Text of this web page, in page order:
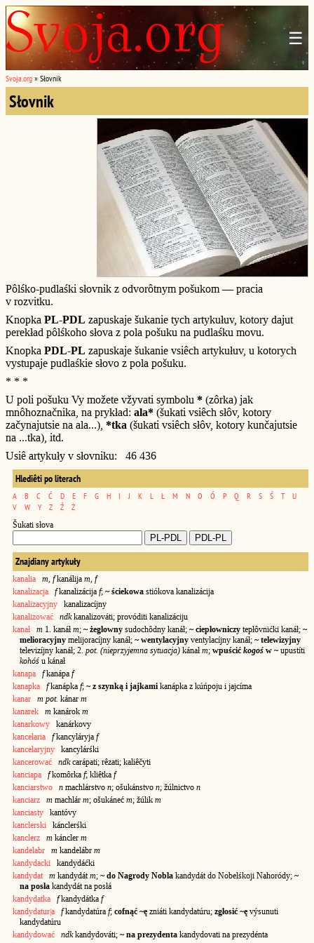
☰
Svoja.org » Słovnik
Słovnik
Pôlśko-pudlaśki słovnik z odvorôtnym pošukom — pracia
v rozvitku.
Knopka PL-PDL zapuskaje šukanie tych artykułuv, kotory dajut
perekład pôlśkoho słova z pola pošuku na pudlaśku movu.
Knopka PDL-PL zapuskaje šukanie vsiêch artykułuv, u kotorych
vystupaje pudlaśkie słovo z pola pošuku.
* * *
U poli pošuku Vy možete vžyvati symbolu * (zôrka) jak
mnôhoznačnika, na prykład: ala* (šukati vsiêch słôv, kotory
začynajutsie na ala...), *tka (šukati vsiêch słôv, kotory kunčajutsie
na ...tka), itd.
Usiê artykuły v słovniku: 46 436
Hlediêti po literach
A B C Ć D E F G H I J K L Ł M N O Ó P Q R S Ś T
U
V
W Y Z Ź Ż
Šukati słova
Znajdiany artykuły
kanalia m, fkanálija m, f
kanalizacja
fkanalizácija f; ~ ściekowa stiókova kanalizácija
kanalizacyjny kanalizacíjny
kanalizować
ndkkanalizováti; provóditi kanalizáciju
kanał
m 1. kanáłm; ~ żeglowny sudochôdny kanáł; ~ ciepłowniczy tepłôvnićki kanáł; ~
melioracyjny melijoracíjny kanáł; ~ wentylacyjny ventylacíjny kanáł; ~ telewizyjny
televizíjny kanáł; 2. pot. (nieprzyjemna sytuacja) kánałm; wpuścić kogoś w ~ upustíti
kohóś u kánał
kanapa
fkanápa f
kanapka
fkanápka f; ~ z szynką i jajkami kanápka z kúńpoju i jajcíma
kanar
m pot. kánar m
kanarek
m kanárok m
kanarkowy kanárkovy
kancelaria
fkancyláryja f
kancelaryjny kancylárśki
kancerować
ndkcarápati; rêzati; kaliêčyti
kanciapa
fkomôrka f; kliêtka f
kanciarstwo
n machlárstvo n; ošukánstvo n; žúlnictvo n
kanciarz
m machlár m; ošukáneć m; žúlik m
kanciasty kantóvy
kanclerski kánclerśki
kanclerz
m káncler m
kandelabr
m kandelábr m
kandydacki kandydáćki
kandydat
m kandydát m; ~ do Nagrody Nobla kandydát do Nobelśkoji Nahoródy; ~
na posła kandydát na posłá
kandydatka
fkandydátka f
kandydatur|a
fkandydatúra f; cofnąć ~ę zniáti kandydatúru; zgłosić ~ę výsunuti
kandydatúru
kandydować
ndkkandydováti; ~ na prezydenta kandydovati na prezydénta